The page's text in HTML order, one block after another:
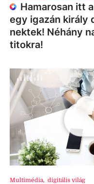
Hamarosan itt
egy igazán király
nektek! Néhány
titokra!
Multimédia, digitális világ